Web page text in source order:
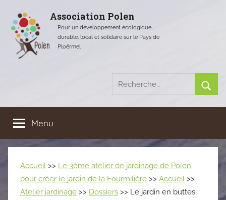
contenu
Association Polen
Pour un développement écologique,
durable, local et solidaire sur le Pays de
Ploërmel
Recherche
:
Menu
Accueil >> Le 3ème atelier de jardinage de Polen
pour créer le jardin de la Fourmilière >> Accueil >>
Atelier jardinage >> Dossiers >> Le jardin en buttes :